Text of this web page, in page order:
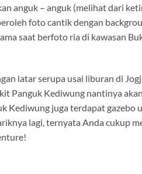
anguk – anguk (melihat dari
foto cantik dengan
saat berfoto ria di kawasan
latar serupa usai liburan di
Panguk Kediwung nantinya
Kediwung juga terdapat gazebo
lagi, ternyata Anda cukup